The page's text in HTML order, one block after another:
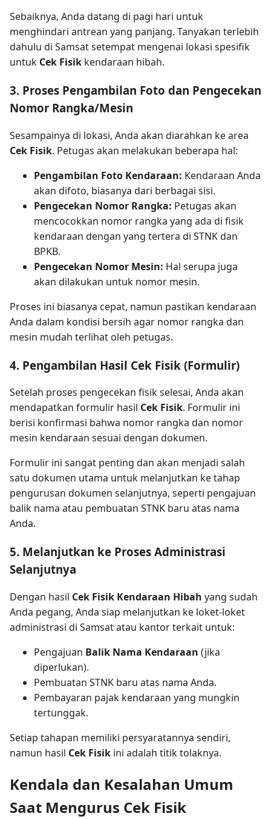
Sebaiknya, Anda datang di pagi hari untuk
menghindari antrean yang panjang. Tanyakan terlebih
dahulu di Samsat setempat mengenai lokasi spesifik
untuk Cek Fisik kendaraan hibah.
3. Proses Pengambilan Foto dan Pengecekan
Nomor Rangka/Mesin
Sesampainya di lokasi, Anda akan diarahkan ke area
Cek Fisik. Petugas akan melakukan beberapa hal:
Pengambilan Foto Kendaraan: Kendaraan Anda
akan difoto, biasanya dari berbagai sisi.
Pengecekan Nomor Rangka: Petugas akan
mencocokkan nomor rangka yang ada di fisik
kendaraan dengan yang tertera di STNK dan
BPKB.
Pengecekan Nomor Mesin: Hal serupa juga
akan dilakukan untuk nomor mesin.
Proses ini biasanya cepat, namun pastikan kendaraan
Anda dalam kondisi bersih agar nomor rangka dan
mesin mudah terlihat oleh petugas.
4. Pengambilan Hasil Cek Fisik (Formulir)
Setelah proses pengecekan fisik selesai, Anda akan
mendapatkan formulir hasil Cek Fisik. Formulir ini
berisi konfirmasi bahwa nomor rangka dan nomor
mesin kendaraan sesuai dengan dokumen.
Formulir ini sangat penting dan akan menjadi salah
satu dokumen utama untuk melanjutkan ke tahap
pengurusan dokumen selanjutnya, seperti pengajuan
balik nama atau pembuatan STNK baru atas nama
Anda.
5. Melanjutkan ke Proses Administrasi
Selanjutnya
Dengan hasil Cek Fisik Kendaraan Hibah yang sudah
Anda pegang, Anda siap melanjutkan ke loket-loket
administrasi di Samsat atau kantor terkait untuk:
Pengajuan Balik Nama Kendaraan (jika
diperlukan).
Pembuatan STNK baru atas nama Anda.
Pembayaran pajak kendaraan yang mungkin
tertunggak.
Setiap tahapan memiliki persyaratannya sendiri,
namun hasil Cek Fisik ini adalah titik tolaknya.
Kendala dan Kesalahan Umum
Saat Mengurus Cek Fisik